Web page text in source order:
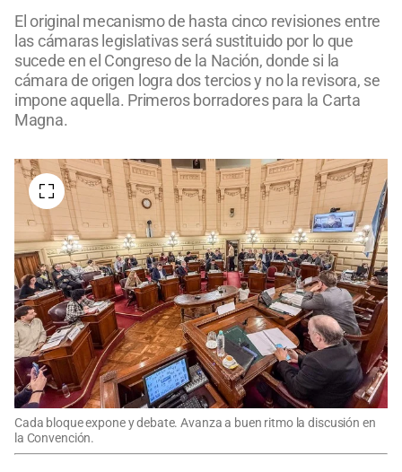
El original mecanismo de hasta cinco revisiones entre
las cámaras legislativas será sustituido por lo que
sucede en el Congreso de la Nación, donde si la
cámara de origen logra dos tercios y no la revisora, se
impone aquella. Primeros borradores para la Carta
Magna.
Cada bloque expone y debate. Avanza a buen ritmo la discusión en
la Convención.